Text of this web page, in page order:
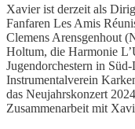
Xavier ist derzeit als
Fanfaren Les Amis
Clemens Arensgenhout
Holtum, die Harmonie
Jugendorchestern in
Instrumentalverein
das Neujahrskonzert
Zusammenarbeit mit